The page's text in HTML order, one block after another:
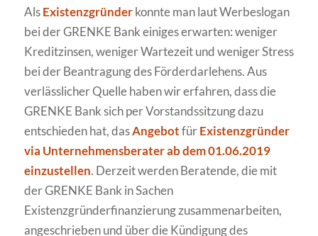
AlsExistenzgründerkonnte man laut Werbeslogan
bei der GRENKE Bank einiges erwarten: weniger
Kreditzinsen, weniger Wartezeit und weniger Stress
bei der Beantragung des Förderdarlehens. Aus
verlässlicher Quelle haben wir erfahren, dass die
GRENKE Bank sich per Vorstandssitzung dazu
entschieden hat, dasAngebotfürExistenzgründer
via Unternehmensberaterab dem 01.06.2019
einzustellen. Derzeit werden Beratende, die mit
der GRENKE Bank in Sachen
Existenzgründerfinanzierung zusammenarbeiten,
angeschrieben und über die Kündigung des